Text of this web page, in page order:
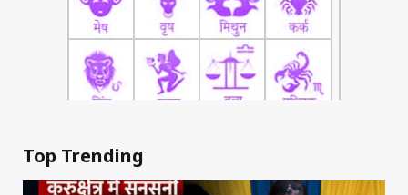
Top Trending